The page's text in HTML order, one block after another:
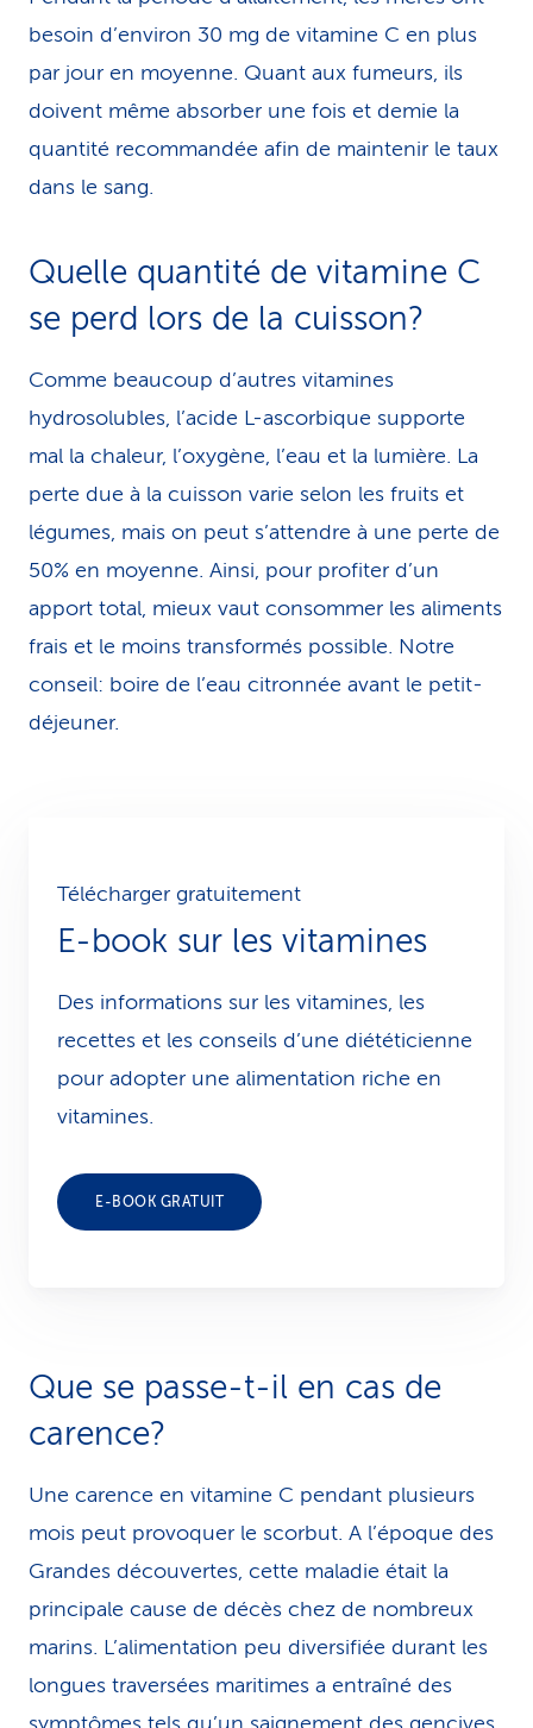
besoin d’environ 30 mg de vitamine C en plus
par jour en moyenne. Quant aux fumeurs, ils
doivent même absorber une fois et demie la
quantité recommandée afin de maintenir le taux
dans le sang.
Quelle quantité de vitamine C
se perd lors de la cuisson?
Comme beaucoup d’autres vitamines
hydrosolubles, l’acide L-ascorbique supporte
mal la chaleur, l’oxygène, l’eau et la lumière. La
perte due à la cuisson varie selon les fruits et
légumes, mais on peut s’attendre à une perte de
50% en moyenne. Ainsi, pour profiter d’un
apport total, mieux vaut consommer les aliments
frais et le moins transformés possible. Notre
conseil: boire de l’eau citronnée avant le petit-
déjeuner.
Télécharger gratuitement
E-book sur les vitamines
Des informations sur les vitamines, les
recettes et les conseils d’une diététicienne
pour adopter une alimentation riche en
vitamines.
E-BOOK GRATUIT
Que se passe-t-il en cas de
carence?
Une carence en vitamine C pendant plusieurs
mois peut provoquer le scorbut. A l’époque des
Grandes découvertes, cette maladie était la
principale cause de décès chez de nombreux
marins. L’alimentation peu diversifiée durant les
longues traversées maritimes a entraîné des
symptômes tels qu’un saignement des gencives,